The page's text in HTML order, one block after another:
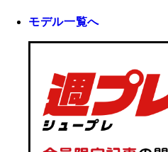
モデル一覧へ